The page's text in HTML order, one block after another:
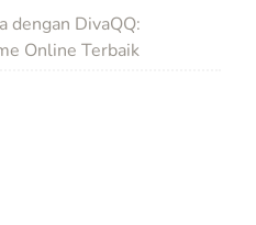
dengan DivaQQ:
Online Terbaik